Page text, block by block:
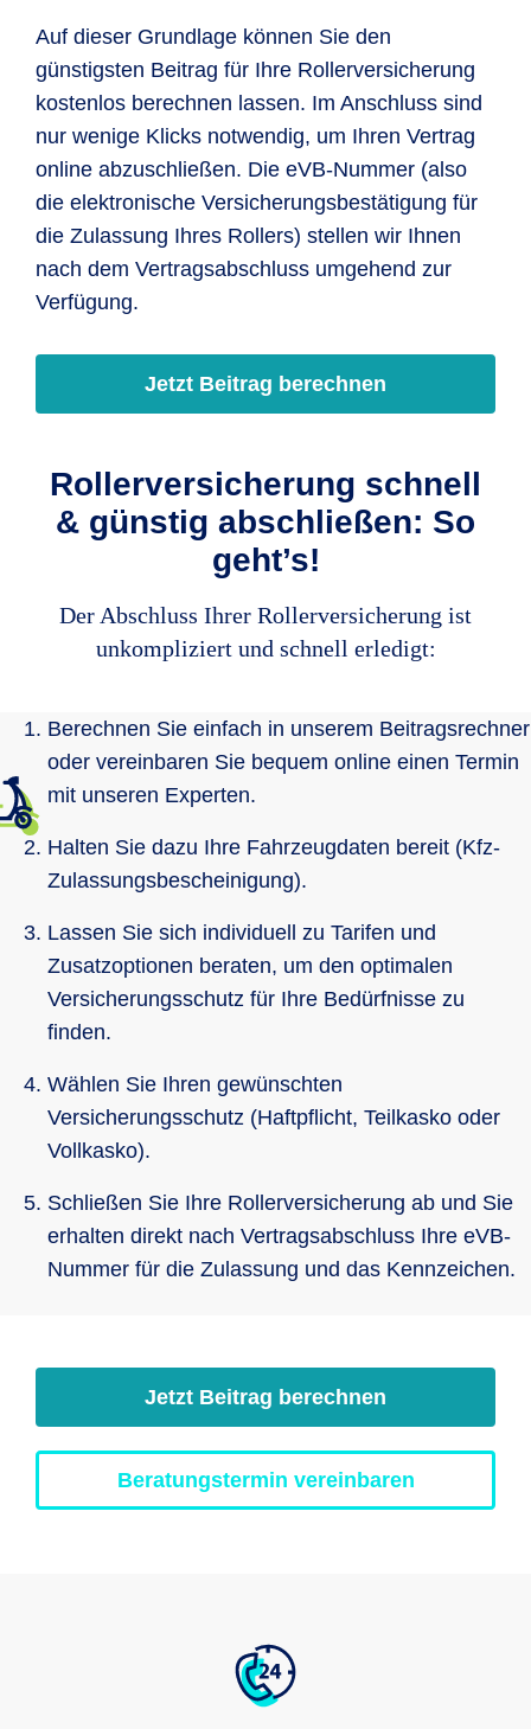
Auf dieser Grundlage können Sie den
günstigsten Beitrag für Ihre Rollerversicherung
kostenlos berechnen lassen. Im Anschluss sind
nur wenige Klicks notwendig, um Ihren Vertrag
online abzuschließen. Die eVB-Nummer (also
die elektronische Versicherungsbestätigung für
die Zulassung Ihres Rollers) stellen wir Ihnen
nach dem Vertragsabschluss umgehend zur
Verfügung.
Jetzt Beitrag berechnen
Rollerversicherung schnell
& günstig abschließen: So
geht’s!
Der Abschluss Ihrer Rollerversicherung ist
unkompliziert und schnell erledigt:
Berechnen Sie einfach in unserem Beitragsrechner
oder vereinbaren Sie bequem online einen Termin
mit unseren Experten.
Halten Sie dazu Ihre Fahrzeugdaten bereit (Kfz-
Zulassungsbescheinigung).
Lassen Sie sich individuell zu Tarifen und
Zusatzoptionen beraten, um den optimalen
Versicherungsschutz für Ihre Bedürfnisse zu
finden.
Wählen Sie Ihren gewünschten
Versicherungsschutz (Haftpflicht, Teilkasko oder
Vollkasko).
Schließen Sie Ihre Rollerversicherung ab und Sie
erhalten direkt nach Vertragsabschluss Ihre eVB-
Nummer für die Zulassung und das Kennzeichen.
Jetzt Beitrag berechnen
Beratungstermin vereinbaren